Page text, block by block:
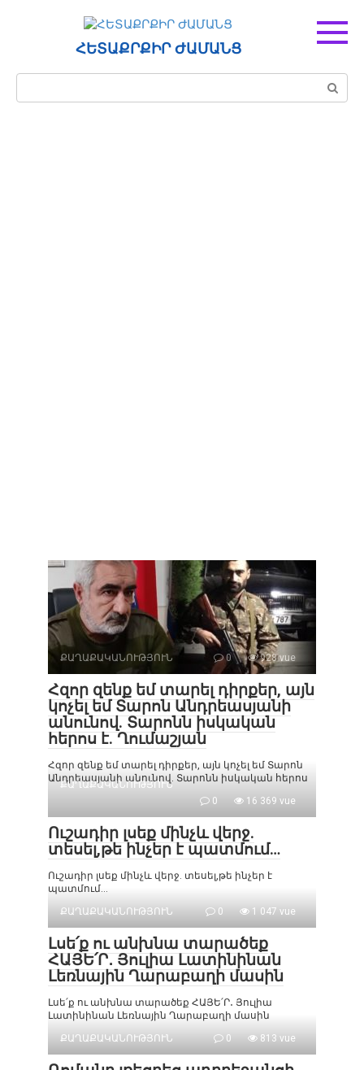
ՀԵՏԱՔՐՔԻՐ ԺԱՄԱՆՑ
Поиск:
ՔԱՂԱՔԱԿԱՆՈՒԹՅՈՒՆ 0 928 vue
Հզոր զենք եմ տարել դիրքեր, այն
կոչել եմ Տարոն Անդրեասյանի
անունով. Տարոնն իսկական
հերոս է. Ղումաշյան
Հզոր զենք եմ տարել դիրքեր, այն կոչել եմ Տարոն
Անդրեասյանի անունով. Տարոնն իսկական հերոս
ՔԱՂԱՔԱԿԱՆՈՒԹՅՈՒՆ
0
16 369 vue
Ուշադիր լսեք մինչև վերջ.
տեսել,թե ինչեր է պատմում…
Ուշադիր լսեք մինչև վերջ. տեսել,թե ինչեր է
պատմում…
ՔԱՂԱՔԱԿԱՆՈՒԹՅՈՒՆ
0 1 047 vue
Լսե՛ք ու անխնա տարածեք
ՀԱՅԵ՛Ր․ Յուլիա Լատինինան
Լեռնային Ղարաբաղի մասին
Լսե՛ք ու անխնա տարածեք ՀԱՅԵ՛Ր․ Յուլիա
Լատինինան Լեռնային Ղարաբաղի մասին
ՔԱՂԱՔԱԿԱՆՈՒԹՅՈՒՆ
0 813 vue